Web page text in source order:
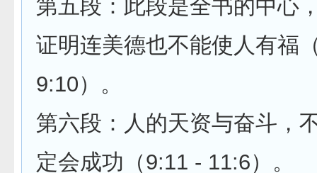
第五段：此段是全书的中心
证明连美德也不能使人有福
9:10）。
第六段：人的天资与奋斗，
定会成功（9:11 - 11:6）。